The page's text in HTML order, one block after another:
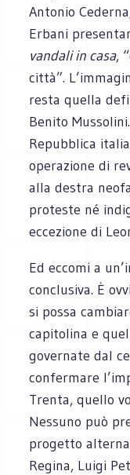
Antonio
Erbani
vandali in casa,
città”.
resta quella
Benito
Repubblica
operazione di
alla destra
proteste né
eccezione di
Ed eccomi a
conclusiva. È
si possa
capitolina e
governate dal
confermare
Trenta, quello
Nessuno può
progetto
Regina, Luigi